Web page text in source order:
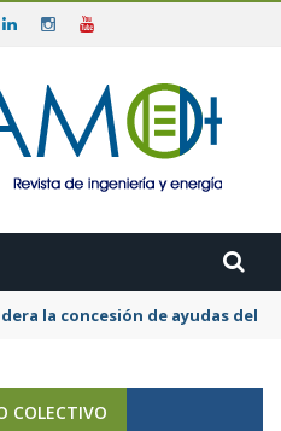
la concesión de ayudas del
COLECTIVO